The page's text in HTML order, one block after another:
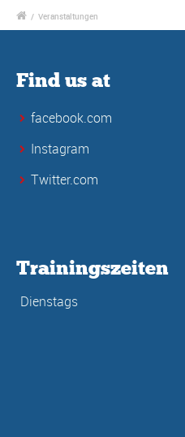
/ Veranstaltungen
Find us at
facebook.com
Instagram
Twitter.com
Trainingszeiten
Dienstags